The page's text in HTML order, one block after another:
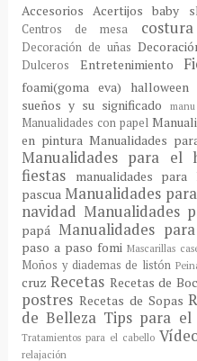
Accesorios Acertijosbaby
Centros de mesa costura
Decoración de uñas
Dulceros Entretenimiento
foami(goma eva) halloween
sueños y su significado
manu
Manualidades con papel
en pinturaManualidades
Manualidades para el
fiestas
manualidades para
pascua Manualidades
navidadManualidades
papá Manualidades
paso a paso fomi Mascarillas
Moños y diademas de listón
cruzRecetas Recetas de
postres Recetas de Sopas
de Belleza Tips para el
Tratamientos para el cabello
relajación